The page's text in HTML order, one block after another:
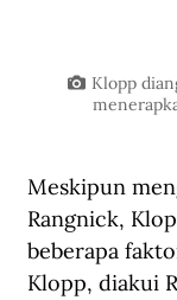
Klopp
Meskipun
Rangnick,
beberapa
Klopp, diakui